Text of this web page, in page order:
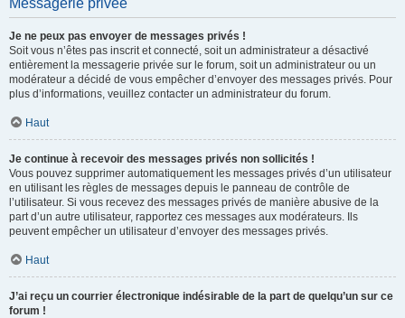
Messagerie privée
Je ne peux pas envoyer de messages privés !
Soit vous n’êtes pas inscrit et connecté, soit un administrateur a désactivé
entièrement la messagerie privée sur le forum, soit un administrateur ou un
modérateur a décidé de vous empêcher d’envoyer des messages privés. Pour
plus d’informations, veuillez contacter un administrateur du forum.
Haut
Je continue à recevoir des messages privés non sollicités !
Vous pouvez supprimer automatiquement les messages privés d’un utilisateur
en utilisant les règles de messages depuis le panneau de contrôle de
l’utilisateur. Si vous recevez des messages privés de manière abusive de la
part d’un autre utilisateur, rapportez ces messages aux modérateurs. Ils
peuvent empêcher un utilisateur d’envoyer des messages privés.
Haut
J’ai reçu un courrier électronique indésirable de la part de quelqu’un sur ce
forum !